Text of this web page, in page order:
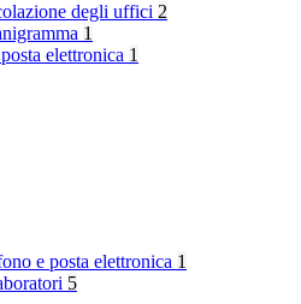
degli uffici 2
1
elettronica 1
e posta elettronica 1
5